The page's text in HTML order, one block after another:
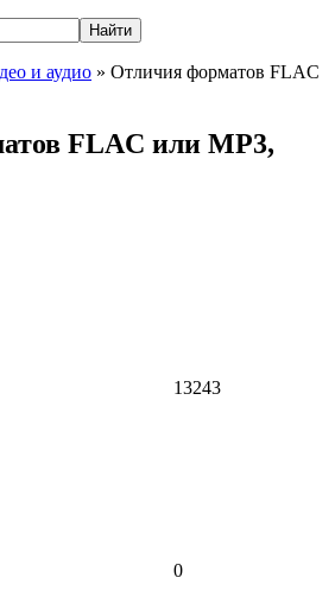
и аудио » Отличия форматов FLAC
FLAC или MP3,
13243
0